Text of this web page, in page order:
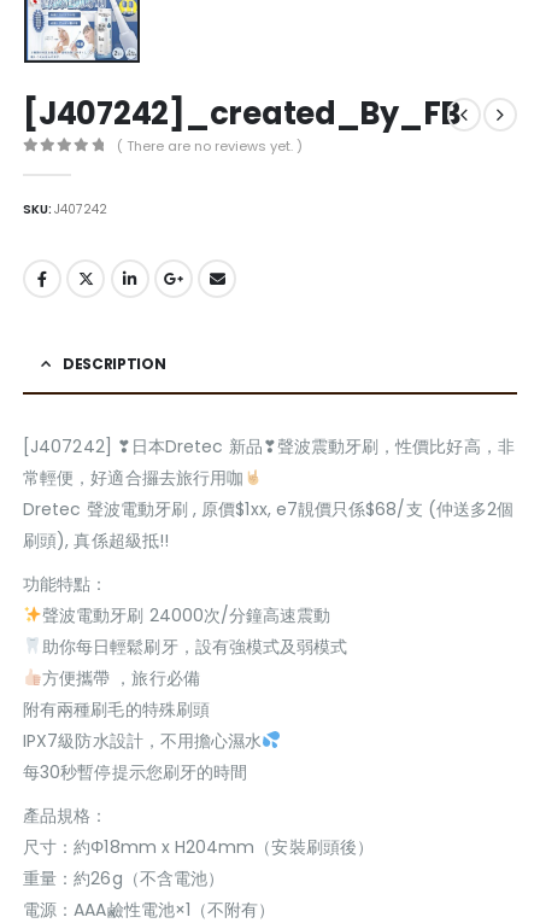
[J407242]_created_By_FB
( There are no reviews yet. )
SKU:J407242
DESCRIPTION
[J407242] ❣日本Dretec 新品❣聲波震動牙刷，性價比好高，非
常輕便，好適合攞去旅行用咖
Dretec 聲波電動牙刷 , 原價$1xx, e7靚價只係$68/支 (仲送多2個
刷頭), 真係超級抵!!
功能特點：
聲波電動牙刷 24000次/分鐘高速震動
助你每日輕鬆刷牙，設有強模式及弱模式
方便攜帶 ，旅行必備
附有兩種刷毛的特殊刷頭
IPX7級防水設計，不用擔心濕水
每30秒暫停提示您刷牙的時間
產品規格：
尺寸：約Φ18mm x H204mm（安裝刷頭後）
重量：約26g（不含電池）
電源：AAA鹼性電池×1（不附有）